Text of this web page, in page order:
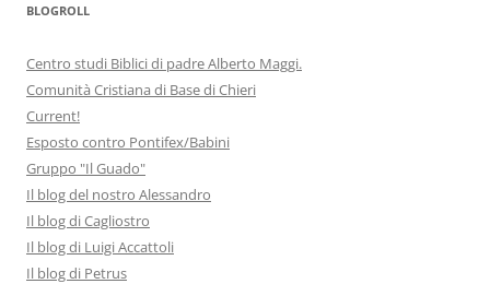
BLOGROLL
Centro studi Biblici di padre Alberto Maggi.
Comunità Cristiana di Base di Chieri
Current!
Esposto contro Pontifex/Babini
Gruppo "Il Guado"
Il blog del nostro Alessandro
Il blog di Cagliostro
Il blog di Luigi Accattoli
Il blog di Petrus